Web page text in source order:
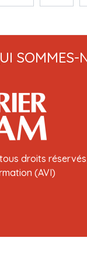
SOMMES-
droits
(AVI)